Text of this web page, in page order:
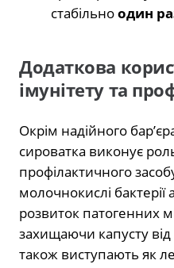
стабільноодин
Додаткова
імунітету та
Окрім надійного
сироватка виконує
профілактичного
молочнокислі
розвиток патогенних
захищаючи капусту від
також виступають як